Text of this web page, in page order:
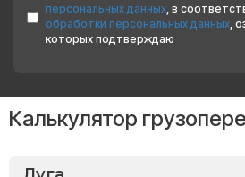
персональных данных, в
обработки персональных данных,
которых подтверждаю
Калькулятор